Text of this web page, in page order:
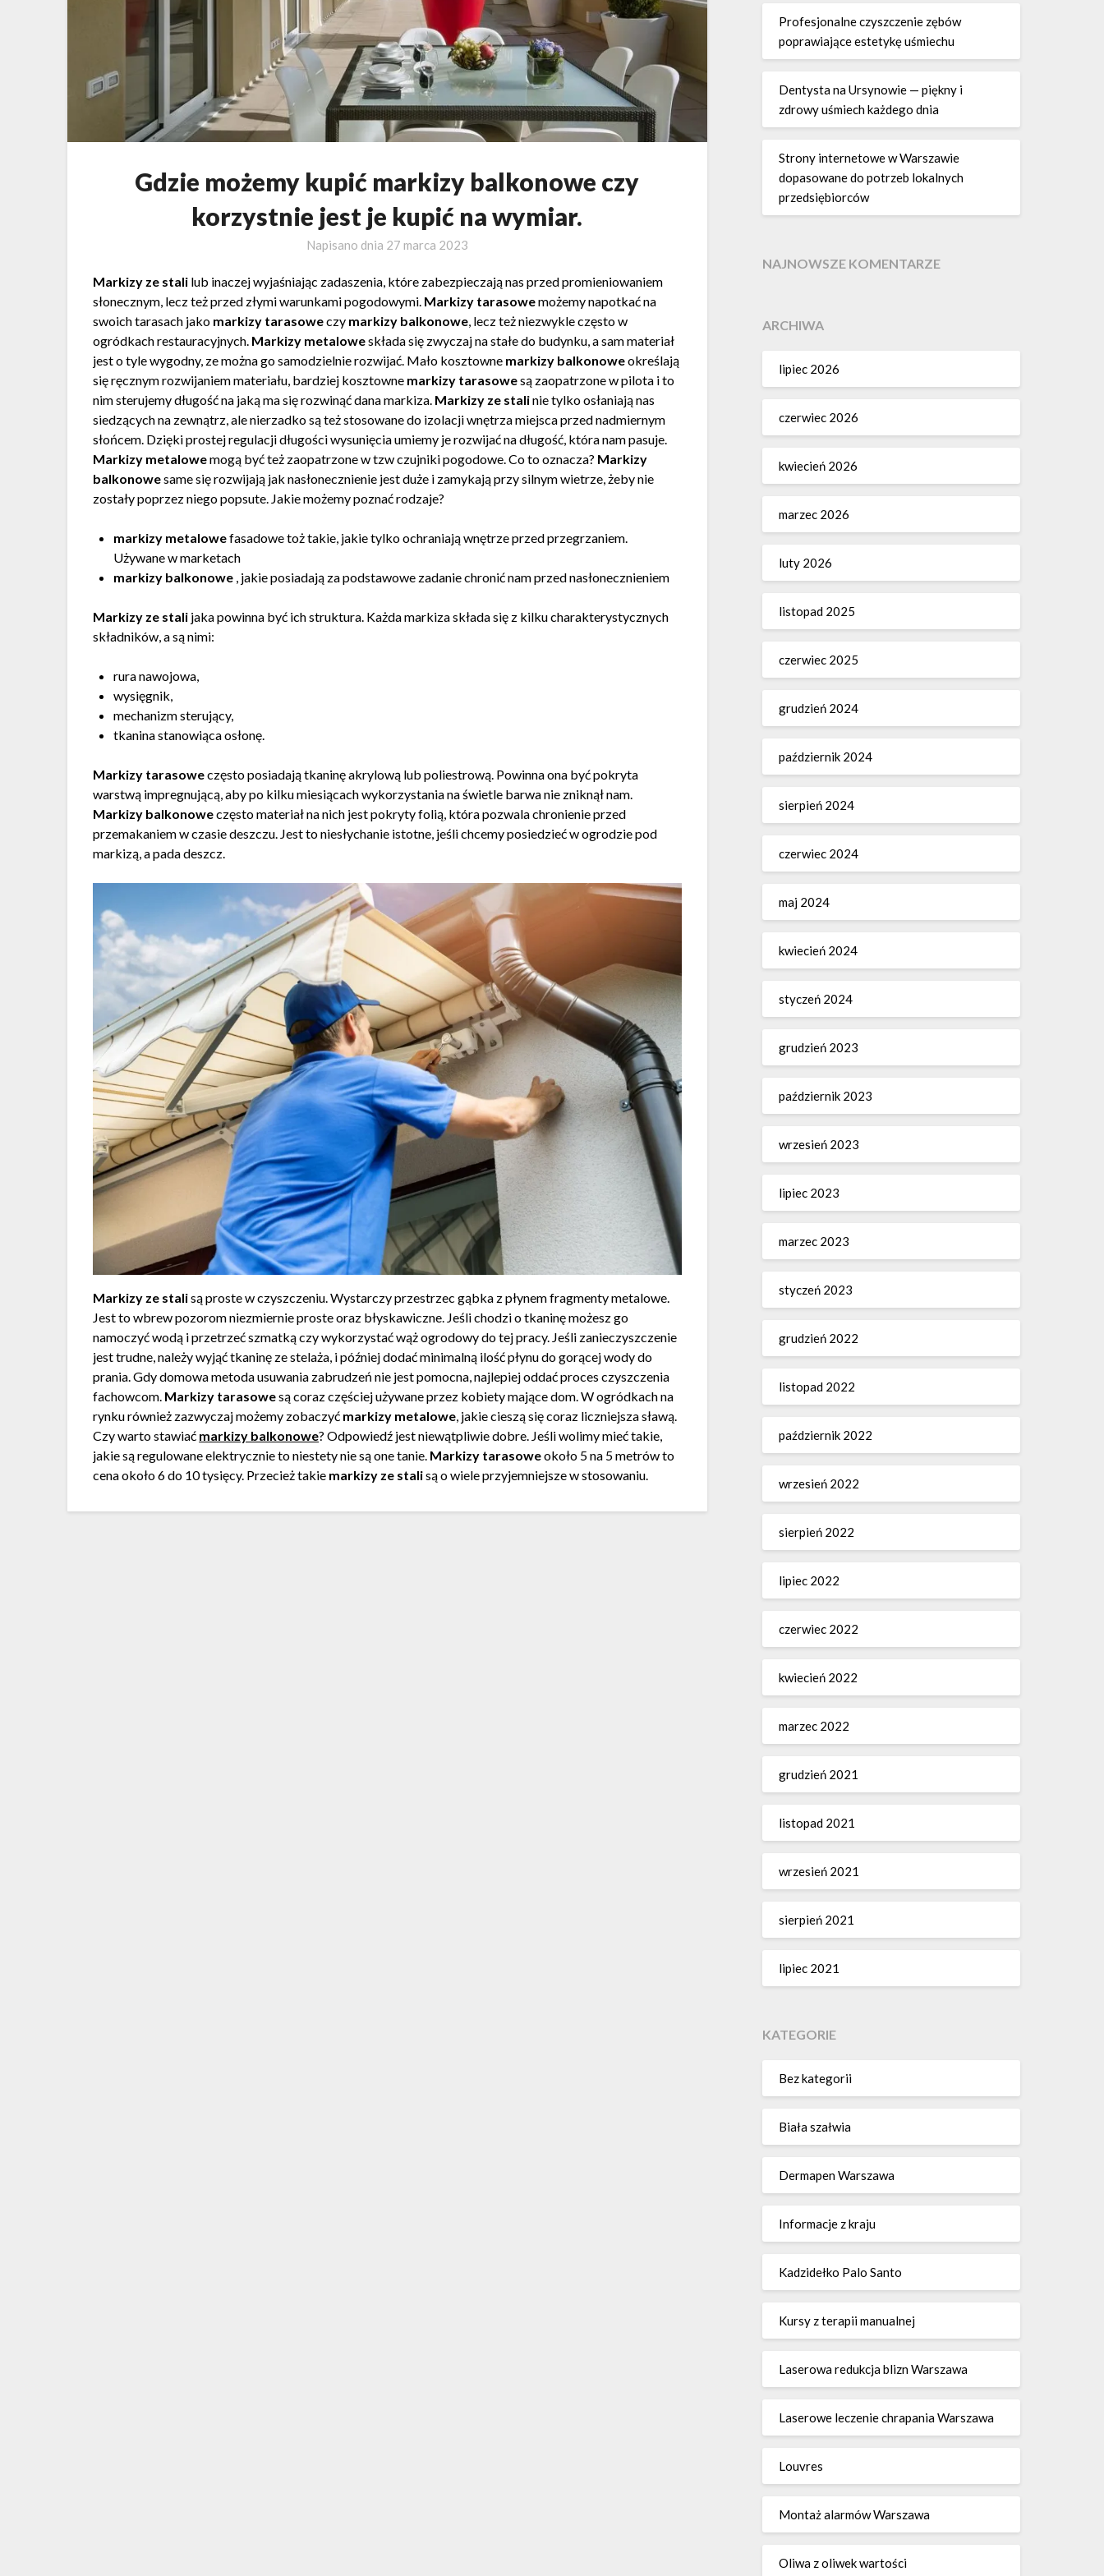
Gdzie możemy kupić markizy balkonowe czy
korzystnie jest je kupić na wymiar.
Napisano dnia 27 marca 2023
Markizy ze stali lub inaczej wyjaśniając zadaszenia, które zabezpieczają nas przed promieniowaniem
słonecznym, lecz też przed złymi warunkami pogodowymi. Markizy tarasowemożemy napotkać na
swoich tarasach jako markizy tarasoweczy markizy balkonowe , lecz też niezwykle często w
ogródkach restauracyjnych. Markizy metaloweskłada się zwyczaj na stałe do budynku, a sam materiał
jest o tyle wygodny, ze można go samodzielnie rozwijać. Mało kosztowne markizy balkonoweokreślają
się ręcznym rozwijaniem materiału, bardziej kosztowne markizy tarasowesą zaopatrzone w pilota i to
nim sterujemy długość na jaką ma się rozwinąć dana markiza. Markizy ze stalinie tylko osłaniają nas
siedzących na zewnątrz, ale nierzadko są też stosowane do izolacji wnętrza miejsca przed nadmiernym
słońcem. Dzięki prostej regulacji długości wysunięcia umiemy je rozwijać na długość, która nam pasuje.
Markizy metalowemogą być też zaopatrzone w tzw czujniki pogodowe. Co to oznacza? Markizy
balkonowesame się rozwijają jak nasłonecznienie jest duże i zamykają przy silnym wietrze, żeby nie
zostały poprzez niego popsute. Jakie możemy poznać rodzaje?
markizy metalowefasadowe toż takie, jakie tylko ochraniają wnętrze przed przegrzaniem.
Używane w marketach
markizy balkonowe , jakie posiadają za podstawowe zadanie chronić nam przed nasłonecznieniem
Markizy ze stali jaka powinna być ich struktura. Każda markiza składa się z kilku charakterystycznych
składników, a są nimi:
rura nawojowa,
wysięgnik,
mechanizm sterujący,
tkanina stanowiąca osłonę.
Markizy tarasoweczęsto posiadają tkaninę akrylową lub poliestrową. Powinna ona być pokryta
warstwą impregnującą, aby po kilku miesiącach wykorzystania na świetle barwa nie zniknął nam.
Markizy balkonoweczęsto materiał na nich jest pokryty folią, która pozwala chronienie przed
przemakaniem w czasie deszczu. Jest to niesłychanie istotne, jeśli chcemy posiedzieć w ogrodzie pod
markizą, a pada deszcz.
Markizy ze stalisą proste w czyszczeniu. Wystarczy przestrzec gąbka z płynem fragmenty metalowe.
Jest to wbrew pozorom niezmiernie proste oraz błyskawiczne. Jeśli chodzi o tkaninę możesz go
namoczyć wodą i przetrzeć szmatką czy wykorzystać wąż ogrodowy do tej pracy. Jeśli zanieczyszczenie
jest trudne, należy wyjąć tkaninę ze stelaża, i później dodać minimalną ilość płynu do gorącej wody do
prania. Gdy domowa metoda usuwania zabrudzeń nie jest pomocna, najlepiej oddać proces czyszczenia
fachowcom. Markizy tarasowesą coraz częściej używane przez kobiety mające dom. W ogródkach na
rynku również zazwyczaj możemy zobaczyć markizy metalowe, jakie cieszą się coraz liczniejsza sławą.
Czy warto stawiać markizy balkonowe? Odpowiedź jest niewątpliwie dobre. Jeśli wolimy mieć takie,
jakie są regulowane elektrycznie to niestety nie są one tanie. Markizy tarasoweokoło 5 na 5 metrów to
cena około 6 do 10 tysięcy. Przecież takie markizy ze stalisą o wiele przyjemniejsze w stosowaniu.
Profesjonalne czyszczenie zębów
poprawiające estetykę uśmiechu
Dentysta na Ursynowie — piękny i
zdrowy uśmiech każdego dnia
Strony internetowe w Warszawie
dopasowane do potrzeb lokalnych
przedsiębiorców
NAJNOWSZE KOMENTARZE
ARCHIWA
lipiec 2026
czerwiec 2026
kwiecień 2026
marzec 2026
luty 2026
listopad 2025
czerwiec 2025
grudzień 2024
październik 2024
sierpień 2024
czerwiec 2024
maj 2024
kwiecień 2024
styczeń 2024
grudzień 2023
październik 2023
wrzesień 2023
lipiec 2023
marzec 2023
styczeń 2023
grudzień 2022
listopad 2022
październik 2022
wrzesień 2022
sierpień 2022
lipiec 2022
czerwiec 2022
kwiecień 2022
marzec 2022
grudzień 2021
listopad 2021
wrzesień 2021
sierpień 2021
lipiec 2021
KATEGORIE
Bez kategorii
Biała szałwia
Dermapen Warszawa
Informacje z kraju
Kadzidełko Palo Santo
Kursy z terapii manualnej
Laserowa redukcja blizn Warszawa
Laserowe leczenie chrapania Warszawa
Louvres
Montaż alarmów Warszawa
Oliwa z oliwek wartości